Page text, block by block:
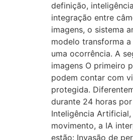
definição,
integração entre
imagens, o sistema
modelo transforma
uma ocorrência. A
imagens O primeiro
podem contar com
protegida.
durante 24 horas
Inteligência
movimento, a IA
estão: Invasão de